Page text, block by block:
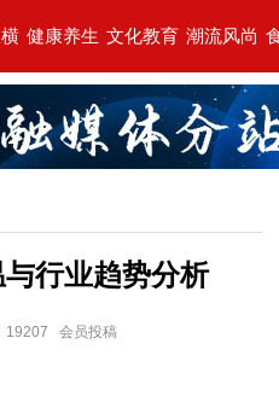
健康养生 文化教育 潮流风尚
行业趋势分析
19207 会员投稿